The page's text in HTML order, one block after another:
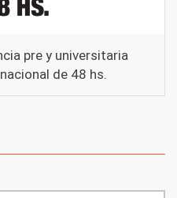
pre y universitaria
de 48 hs.